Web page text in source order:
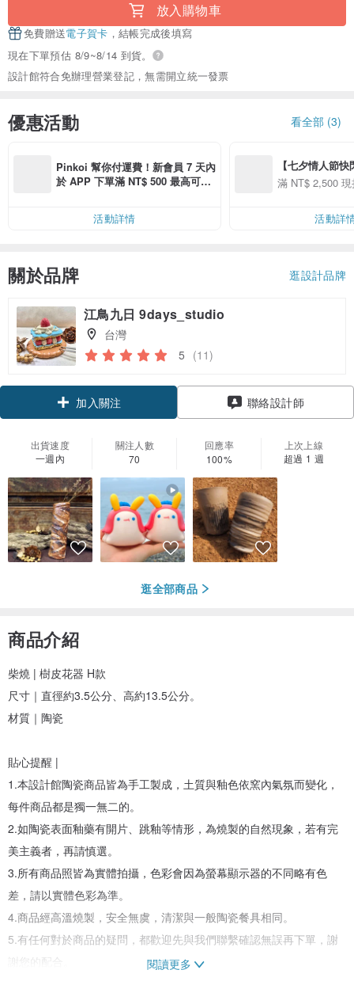
放入購物車
免費贈送電子賀卡 ，結帳完成後填寫
現在下單預估 8/9~8/14 到貨。
設計館符合免辦理營業登記，無需開立統一發票
優惠活動 看全部 (3)
Pinkoi 幫你付運費！新會員 7 天內
於 APP 下單滿 NT$ 500 最高可折
活動詳情
【七夕情人節
用 APP 購買任
滿 NT$ 2,500
活動詳
關於品牌 逛設計品牌
江鳥九日 9days_studio
台灣
5 (11)
加入關注 聯絡設計師
出貨速度
一週內
關注人數
70
回應率
100%
上次上線
超過 1 週
逛全部商品
商品介紹
柴燒 | 樹皮花器 H款
尺寸｜直徑約3.5公分、高約13.5公分。
材質｜陶瓷
貼心提醒 |
1.本設計館陶瓷商品皆為手工製成，土質與釉色依窯內氣氛而變化，
每件商品都是獨一無二的。
2.如陶瓷表面釉藥有開片、跳釉等情形，為燒製的自然現象，若有完
美主義者，再請慎選。
3.所有商品照皆為實體拍攝，色彩會因為螢幕顯示器的不同略有色
差，請以實體色彩為準。
4.商品經高溫燒製，安全無虞，清潔與一般陶瓷餐具相同。
5.有任何對於商品的疑問，都歡迎先與我們聯繫確認無誤再下單，謝
謝您的配合。
閱讀更多